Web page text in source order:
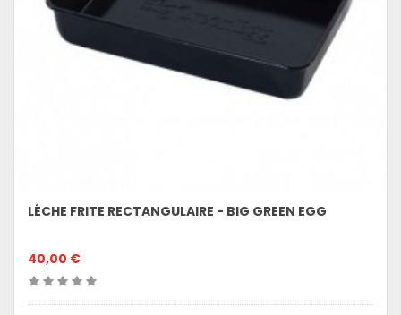
LÉCHE FRITE RECTANGULAIRE - BIG GREEN EGG
40,00 €